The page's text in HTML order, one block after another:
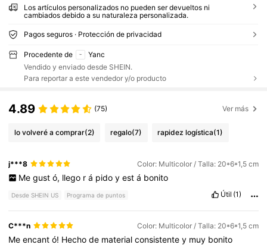
Los artículos personalizados no pueden ser devueltos ni
cambiados debido a su naturaleza personalizada.
Pagos seguros · Protección de privacidad
Procedente de
Yanc
Vendido y enviado desde SHEIN.
Para reportar a este vendedor y/o producto
4.89 (75) Ver más
lo volveré a comprar(2) regalo(7) rapidez logística(1)
j***8 Color: Multicolor / Talla: 20*6*1,5 cm
Me gust ó, llego r á pido y est á bonito
Desde SHEIN US Programa de puntos Útil (1)
C***n Color: Multicolor / Talla: 20*6*1,5 cm
Meencantó! Hechode materialconsistentey muy bonito